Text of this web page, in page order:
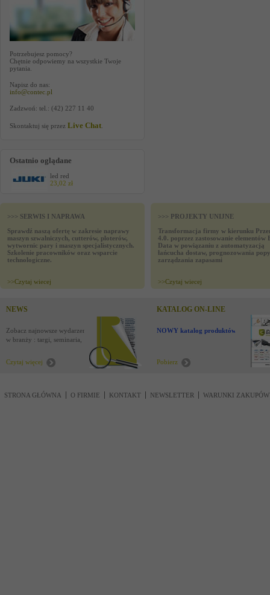
Potrzebujesz pomocy?
Chętnie odpowiemy na wszystkie Twoje
pytania.
Napisz do nas:
info@contec.pl
Zadzwoń: tel.: (42) 227 11 40
Skontaktuj się przez Live Chat
Ostatnio oglądane
led red
23,02 zł
>>> SERWIS I NAPRAWA
Sprawdź naszą ofertę w zakresie naprawy
maszyn szwalniczych, cutterów, ploterów,
wytwornic pary i maszyn specjalistycznych.
Szkolenie pracowników oraz wsparcie
technologiczne.
>>Czytaj wiecej
>>> PROJEKTY UNIJNE
Transformacja firmy w kierunku
4.0. poprzez zastosowanie elementów
Data w powiązaniu z automatyzacją
łańcucha dostaw, prognozowania
zarządzania zapasami
>>Czytaj wiecej
NEWS
Zobacz najnowsze wydarzenia
w branży : targi, seminaria,
Czytaj więcej
KATALOG ON-LINE
NOWY katalog produktów !
Pobierz
STRONA GŁÓWNA O FIRMIE KONTAKT NEWSLETTER WARUNKI ZAKUPÓW